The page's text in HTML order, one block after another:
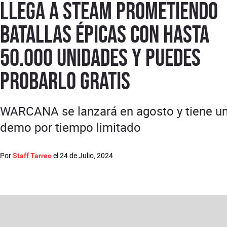
llega a STEAM prometiendo
batallas épicas con hasta
50.000 unidades y puedes
probarlo GRATIS
PorStaff Tarreoel24 de Julio, 2024
WARCANA se lanzará en agosto y tiene
demo por tiempo limitado